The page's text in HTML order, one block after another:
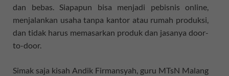
dan bebas. Siapapun bisa menjadi pebisnis online,
menjalankan usaha tanpa kantor atau rumah produksi,
dan tidak harus memasarkan produk dan jasanya door-
to-door.
Simak saja kisah Andik Firmansyah, guru MTsN Malang